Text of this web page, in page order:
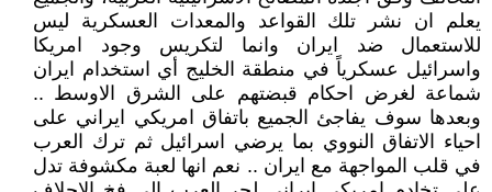
يعلم ان نشر تلك القواعد والمعدات العسكرية ليس
للاستعمال ضد ايران وانما لتكريس وجود امريكا
واسرائيل عسكرياً في منطقة الخليج أي استخدام ايران
شماعة لغرض احكام قبضتهم على الشرق الاوسط ..
وبعدها سوف يفاجئ الجميع باتفاق امريكي ايراني على
احياء الاتفاق النووي بما يرضي اسرائيل ثم ترك العرب
في قلب المواجهة مع ايران .. نعم انها لعبة مكشوفة تدل